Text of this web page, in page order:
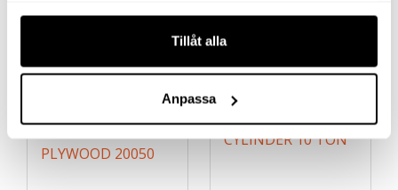
Tillåt alla
Anpassa
Relaterade produkter